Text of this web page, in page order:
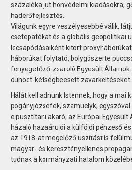
százaléka jut honvédelmi kiadásokra,
haderőfejlesztés.
Világunk egyre veszélyesebbé válik,
csetepatékat és a globális geo­politikai
lecsapódásaiként kitört
háborúkat folytató, bolygószerte
fenyegetőző-zsaroló Egyesült Államok
dühödt-kétségbeesett zavarkeltéseket.
Hálát kell adnunk Istennek, hogy a mai
pogányjózsefek, szamuelyk,
elpusztítani akaró, az Európai Egyesült
házaló hazaárulói a külföldi pénzeső
az 1918-at megelőző uszítást is
magyar- és keresztényellenes
tudnak a kormányzati hatalom